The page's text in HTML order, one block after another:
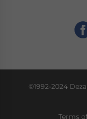
©1992-2024
Terms